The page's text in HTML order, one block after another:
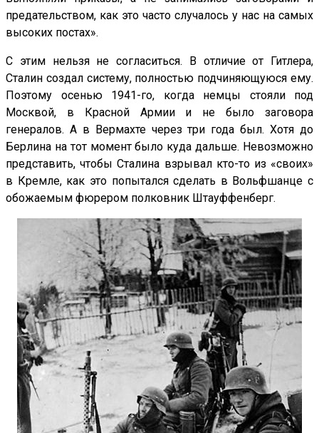
предательством, как это часто случалось у нас на самых
высоких постах».
С этим нельзя не согласиться. В отличие от Гитлера,
Сталин создал систему, полностью подчиняющуюся ему.
Поэтому осенью 1941-го, когда немцы стояли под
Москвой, в Красной Армии и не было заговора
генералов. А в Вермахте через три года был. Хотя до
Берлина на тот момент было куда дальше. Невозможно
представить, чтобы Сталина взрывал кто-то из «своих»
в Кремле, как это попытался сделать в Вольфшанце с
обожаемым фюрером полковник Штауффенберг.